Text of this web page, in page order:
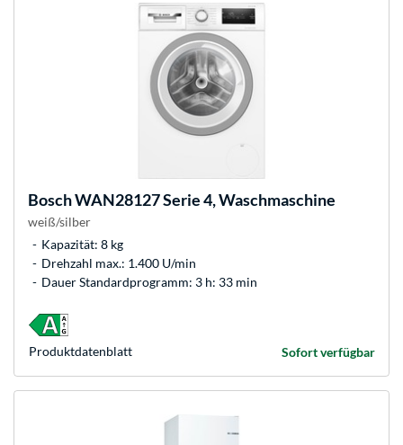
BoschWAN28127 Serie 4, Waschmaschine
weiß/silber
Kapazität: 8 kg
Drehzahl max.: 1.400 U/min
Dauer Standardprogramm: 3 h: 33 min
Sofort verfügbar
Produkt­datenblatt